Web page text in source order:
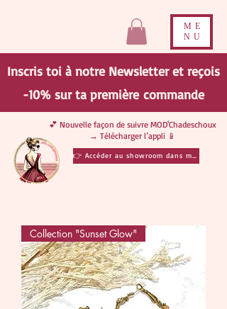
ME
NU
Inscris toi à notre Newsletter et reçois
-10% sur ta premièrecommande
💕 Nouvelle façon de suivre MOD'Chadeschoux
→ Télécharger l’appli 📱
👉 Accéder au showroom dans ma poche
Collection "Sunset Glow"